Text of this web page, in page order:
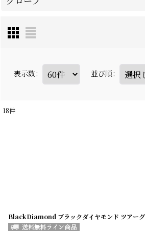
表示数: 並び順:
18件
BlackDiamond ブラックダイヤモンド ツアー